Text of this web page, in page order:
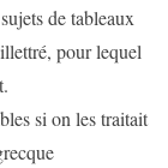
de tableaux
pour lequel
si on les traitait